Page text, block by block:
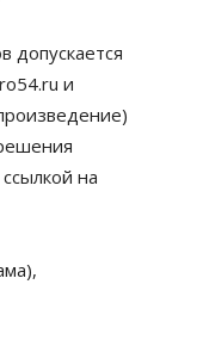
допускается
и
на